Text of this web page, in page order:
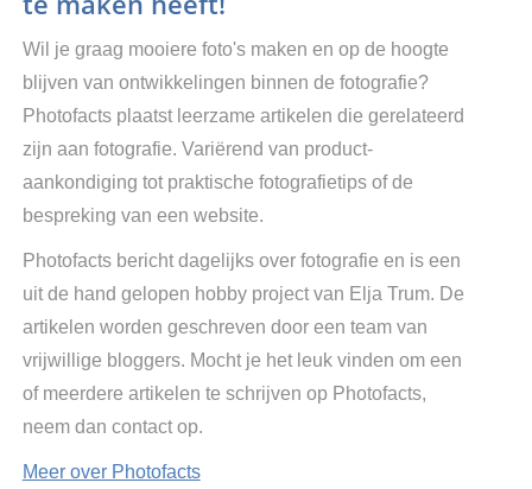
Wil je graag mooiere foto's maken en op de hoogte
blijven van ontwikkelingen binnen de fotografie?
Photofacts plaatst leerzame artikelen die gerelateerd
zijn aan fotografie. Variërend van product-
aankondiging tot praktische fotografietips of de
bespreking van een website.
Photofacts bericht dagelijks over fotografie en is een
uit de hand gelopen hobby project van Elja Trum. De
artikelen worden geschreven door een team van
vrijwillige bloggers. Mocht je het leuk vinden om een
of meerdere artikelen te schrijven op Photofacts,
neem dan contact op.
Meer over Photofacts